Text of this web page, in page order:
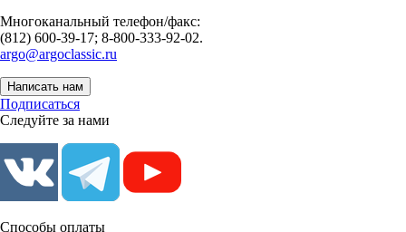
Многоканальный телефон/факс:
(812) 600-39-17; 8-800-333-92-02.
argo@argoclassic.ru
Написать нам
Подписаться
Следуйте за нами
Способы оплаты